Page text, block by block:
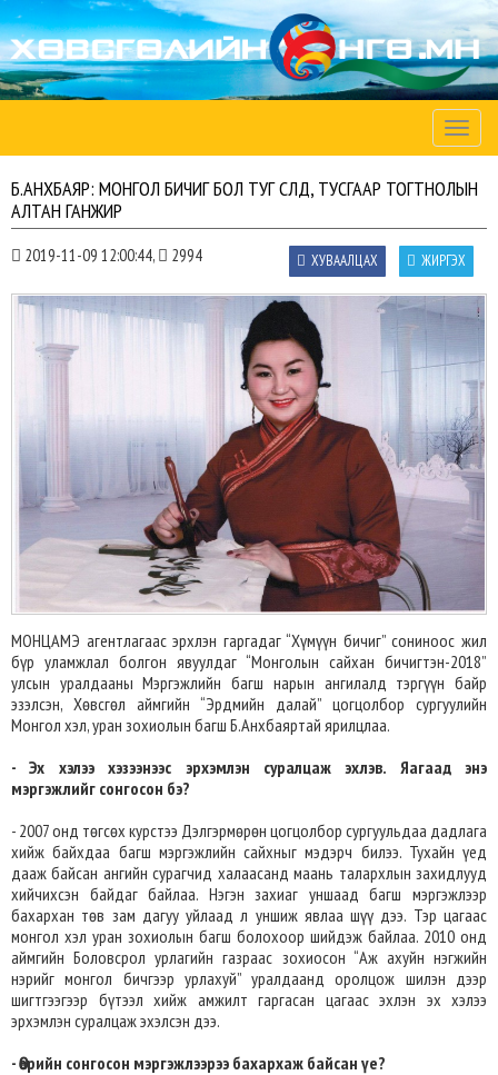
Toggle
Б.АНХБАЯР: МОНГОЛ БИЧИГ БОЛ ТУГ СҮЛД, ТУСГААР ТОГТНОЛЫН
АЛТАН ГАНЖИР
2019-11-09 12:00:44, 2994 ЖИРГЭХ
ХУВААЛЦАХ
МОНЦАМЭ агентлагаас эрхлэн гаргадаг “Хүмүүн бичиг” сониноос жил
бүр уламжлал болгон явуулдаг “Монголын сайхан бичигтэн-2018”
улсын уралдааны Мэргэжлийн багш нарын ангилалд тэргүүн байр
эзэлсэн, Хөвсгөл аймгийн “Эрдмийн далай” цогцолбор сургуулийн
Монгол хэл, уран зохиолын багш Б.Анхбаяртай ярилцлаа.
- Эх хэлээ хэзээнээс эрхэмлэн суралцаж эхлэв. Яагаад энэ
мэргэжлийг сонгосон бэ?
- 2007 онд төгсөх курстээ Дэлгэрмөрөн цогцолбор сургуульдаа дадлага
хийж байхдаа багш мэргэжлийн сайхныг мэдэрч билээ. Тухайн үед
дааж байсан ангийн сурагчид халаасанд маань талархлын захидлууд
хийчихсэн байдаг байлаа. Нэгэн захиаг уншаад багш мэргэжлээр
бахархан төв зам дагуу уйлаад л уншиж явлаа шүү дээ. Тэр цагаас
монгол хэл уран зохиолын багш болохоор шийдэж байлаа. 2010 онд
аймгийн Боловсрол урлагийн газраас зохиосон “Аж ахуйн нэгжийн
нэрийг монгол бичгээр урлахуй” уралдаанд оролцож шилэн дээр
шигтгээгээр бүтээл хийж амжилт гаргасан цагаас эхлэн эх хэлээ
эрхэмлэн суралцаж эхэлсэн дээ.
- Өөрийн сонгосон мэргэжлээрээ бахархаж байсан үе?